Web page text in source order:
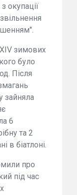
окупації
зимових
було
Після
зайняла
6
та 2
в біатлоні.
про
під час